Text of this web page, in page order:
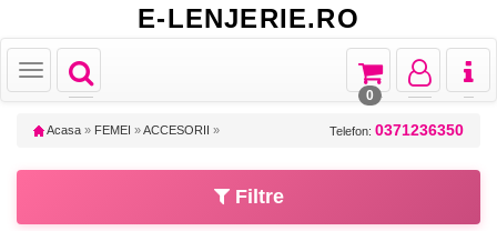
E-LENJERIE.RO
Toggle
navigation
Toggle
Toggle
navigation
Toggle
navigation
Toggle
navigation
0
Acasa » FEMEI »ACCESORII » Telefon: 0371236350
Filtre